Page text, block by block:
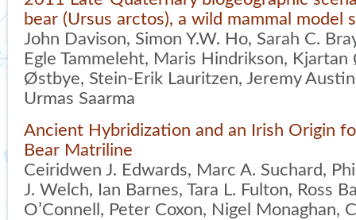
bear (Ursus arctos), a wild mammal model
John Davison, Simon Y.W. Ho, Sarah C.
Egle Tammeleht, Maris Hindrikson,
Østbye, Stein-Erik Lauritzen, Jeremy
Urmas Saarma
Ancient Hybridization and an Irish Origin
Bear Matriline
Ceiridwen J. Edwards, Marc A. Suchard,
J. Welch, Ian Barnes, Tara L. Fulton, Ross
O’Connell, Peter Coxon, Nigel Monaghan,